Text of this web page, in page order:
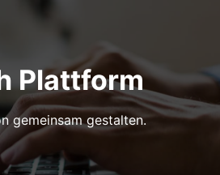
Plattform
gemeinsam gestalten.